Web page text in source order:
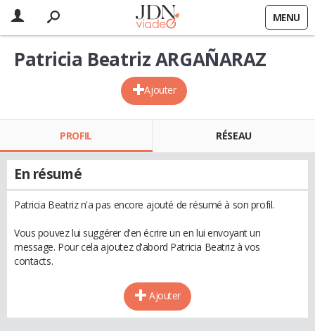
MENU
Ajouter
Patricia Beatriz ARGAÑARAZ
PROFIL RÉSEAU
En résumé
Patricia Beatriz n'a pas encore ajouté de résumé à son profil.
Vous pouvez lui suggérer d'en écrire un en lui envoyant un
message. Pour cela ajoutez d'abord Patricia Beatriz à vos
contacts.
Ajouter